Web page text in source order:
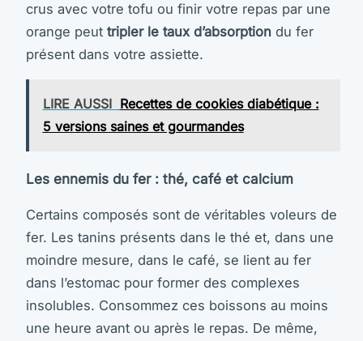
crus avec votre tofu ou finir votre repas par une
orange peut tripler le taux d’absorption du fer
présent dans votre assiette.
LIRE AUSSI Recettes de cookies diabétique :
5 versions saines et gourmandes
Les ennemis du fer : thé, café et calcium
Certains composés sont de véritables voleurs de
fer. Les tanins présents dans le thé et, dans une
moindre mesure, dans le café, se lient au fer
dans l’estomac pour former des complexes
insolubles. Consommez ces boissons au moins
une heure avant ou après le repas. De même,